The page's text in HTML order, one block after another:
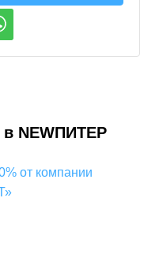
в NEWПИТЕР
от компании